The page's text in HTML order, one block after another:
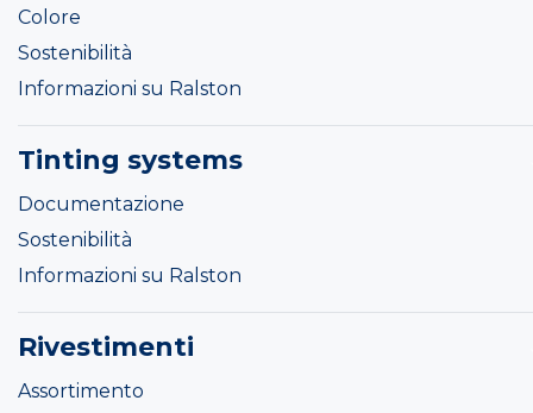
Colore
Sostenibilità
Informazioni su Ralston
Tinting systems
Documentazione
Sostenibilità
Informazioni su Ralston
Rivestimenti
Assortimento